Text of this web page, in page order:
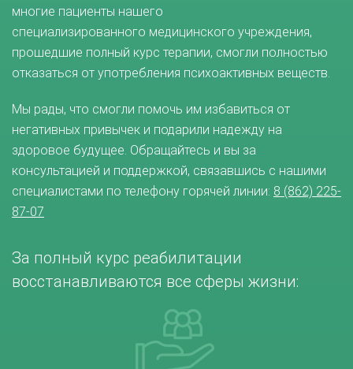
многие пациенты нашего
специализированного медицинского учреждения,
прошедшие полный курс терапии, смогли полностью
отказаться от употребления психоактивных веществ.
Мы рады, что смогли помочь им избавиться от
негативных привычек и подарили надежду на
здоровое будущее. Обращайтесь и вы за
консультацией и поддержкой, связавшись с нашими
специалистами по телефону горячей линии: 8 (862) 225-
87-07
За полный курс реабилитации
восстанавливаются все сферы жизни: